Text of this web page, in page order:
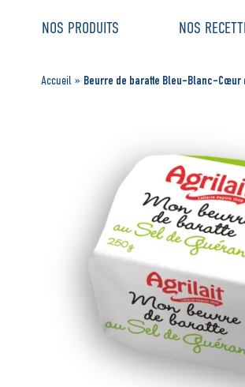
contenu
NOS PRODUITS NOS
Accueil » Beurre de baratte Bleu-Blanc-Cœur